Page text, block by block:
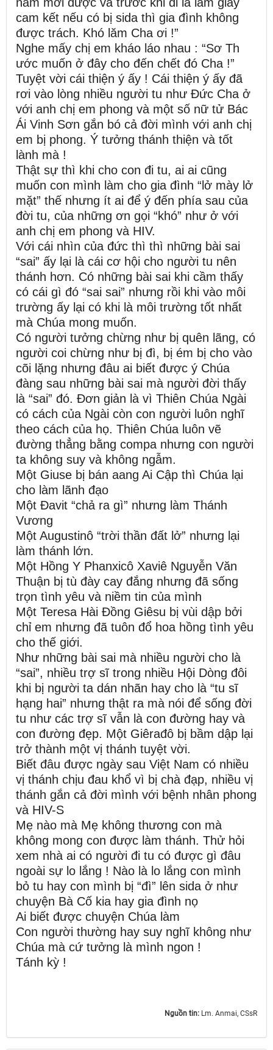
cam kết nếu có bị sida thì gia đình không
được trách. Khó lăm Cha ơi !”
Nghe mấy chị em kháo láo nhau : “Sơ Th
ước muốn ở đây cho đến chết đó Cha !”
Tuyệt vời cái thiện ý ấy ! Cái thiện ý ấy đã
rơi vào lòng nhiều người tu như Đức Cha ở
với anh chị em phong và một số nữ tử Bác
Ái Vinh Sơn gắn bó cả đời mình với anh chị
em bị phong. Ý tưởng thánh thiện và tốt
lành mà !
Thật sự thì khi cho con đi tu, ai ai cũng
muốn con mình làm cho gia đình “lở mày lở
mặt” thế nhưng ít ai để ý đến phía sau của
đời tu, của những ơn gọi “khó” như ở với
anh chị em phong và HIV.
Với cái nhìn của đức thì thì những bài sai
“sai” ấy lại là cái cơ hội cho người tu nên
thánh hơn. Có những bài sai khi cầm thấy
có cái gì đó “sai sai” nhưng rồi khi vào môi
trường ấy lại có khi là môi trường tốt nhất
mà Chúa mong muốn.
Có người tưởng chừng như bị quên lãng, có
người coi chừng như bị đì, bị ém bị cho vào
cõi lặng nhưng đâu ai biết được ý Chúa
đàng sau những bài sai mà người đời thấy
là “sai” đó. Đơn giản là vì Thiên Chúa Ngài
có cách của Ngài còn con người luôn nghĩ
theo cách của họ. Thiên Chúa luôn vẽ
đường thẳng bằng compa nhưng con người
ta không suy và không ngẫm.
Một Giuse bị bán aang Ai Cập thì Chúa lại
cho làm lãnh đạo
Một Đavit “chả ra gì” nhưng làm Thánh
Vương
Một Augustinô “trời thần đất lở” nhưng lại
làm thánh lớn.
Một Hồng Y Phanxicô Xaviê Nguyễn Văn
Thuận bị tù đày cay đắng nhưng đã sống
trọn tình yêu và niềm tin của mình
Một Teresa Hài Đồng Giêsu bị vùi dập bởi
chỉ em nhưng đã tuôn đổ hoa hồng tình yêu
cho thế giới.
Như những bài sai mà nhiều người cho là
“sai”, nhiều trợ sĩ trong nhiều Hội Dòng đôi
khi bị người ta dán nhãn hay cho là “tu sĩ
hạng hai” nhưng thật ra mà nói để sống đời
tu như các trợ sĩ vẫn là con đường hay và
con đường đẹp. Một Giêrađô bị bầm dập lại
trở thành một vị thánh tuyệt vời.
Biết đâu được ngày sau Việt Nam có nhiều
vị thánh chịu đau khổ vì bị chà đạp, nhiều vị
thánh gắn cả đời mình với bệnh nhân phong
và HIV-S
Mẹ nào mà Mẹ không thương con mà
không mong con được làm thánh. Thử hỏi
xem nhà ai có người đi tu có được gì đâu
ngoài sự lo lắng ! Nào là lo lắng con mình
bỏ tu hay con mình bị “đì” lên sida ở như
chuyện Bà Cố kia hay gia đình nọ
Ai biết được chuyện Chúa làm
Con người thường hay suy nghĩ không như
Chúa mà cứ tưởng là mình ngon !
Tánh kỳ !
Nguồn tin: Lm. Anmai, CSsR